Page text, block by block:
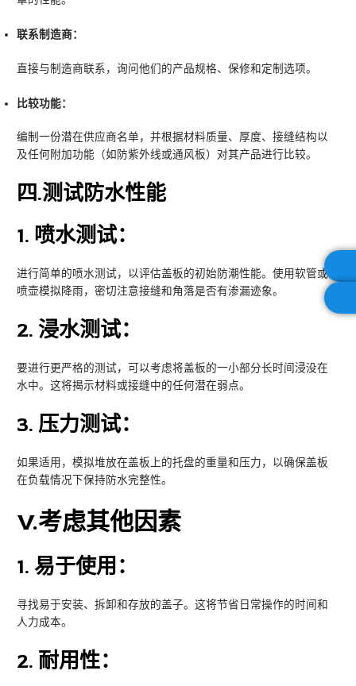
联系制造商：
直接与制造商联系，询问他们的产品规格、保修和定制选项。
比较功能：
编制一份潜在供应商名单，并根据材料质量、厚度、接缝结构以
及任何附加功能（如防紫外线或通风板）对其产品进行比较。
四.测试防水性能
1. 喷水测试：
进行简单的喷水测试，以评估盖板的初始防潮性能。使用软管或
喷壶模拟降雨，密切注意接缝和角落是否有渗漏迹象。
2. 浸水测试：
要进行更严格的测试，可以考虑将盖板的一小部分长时间浸没在
水中。这将揭示材料或接缝中的任何潜在弱点。
3.压力测试：
如果适用，模拟堆放在盖板上的托盘的重量和压力，以确保盖板
在负载情况下保持防水完整性。
V.考虑其他因素
1.易于使用：
寻找易于安装、拆卸和存放的盖子。这将节省日常操作的时间和
人力成本。
2. 耐用性：